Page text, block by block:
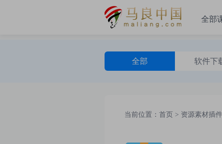
全部
全部 软件下
当前位置： 首页 > 资源素材插件